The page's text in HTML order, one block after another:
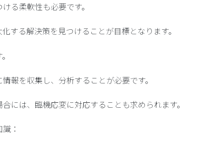
る柔軟性も必要です。
する解決策を見つけることが目標となります。
報を収集し、分析することが必要です。
には、臨機応変に対応することも求められます。
：